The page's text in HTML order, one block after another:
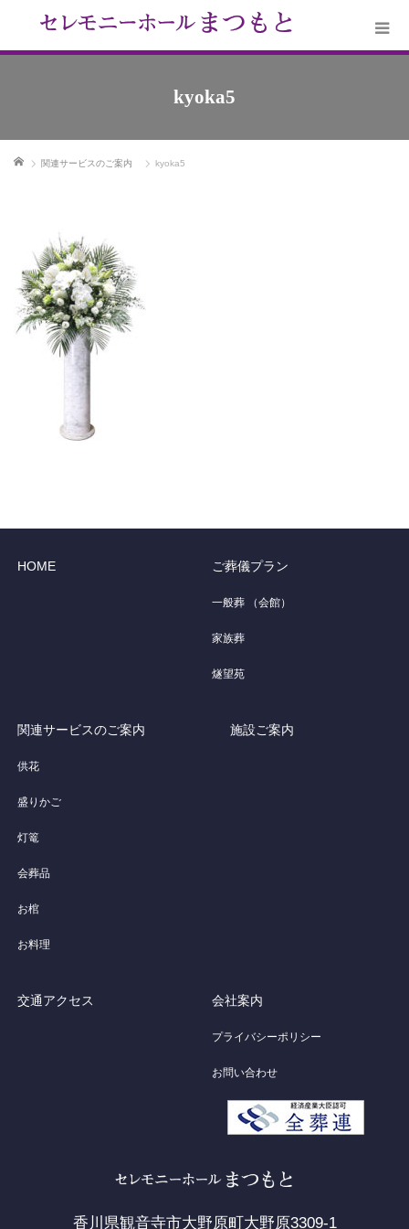
kyoka5
ホーム 関連サービスのご案内 kyoka5
HOME ご葬儀プラン
一般葬 （会館）
家族葬
燧望苑
関連サービスのご案内
供花
盛りかご
灯篭
会葬品
お棺
お料理
施設ご案内
交通アクセス 会社案内
プライバシーポリシー
お問い合わせ
香川県観音寺市大野原町大野原3309-1